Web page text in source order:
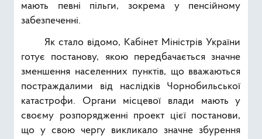
мають певні пільги, зокрема у пенсійному
забезпеченні.
Як стало відомо, Кабінет Міністрів України
готує постанову, якою передбачається значне
зменшення населенних пунктів, що вважаються
постраждалими від наслідків Чорнобильської
катастрофи. Органи місцевої влади мають у
своєму розпорядженні проект цієї постанови,
що у свою чергу викликало значне збурення